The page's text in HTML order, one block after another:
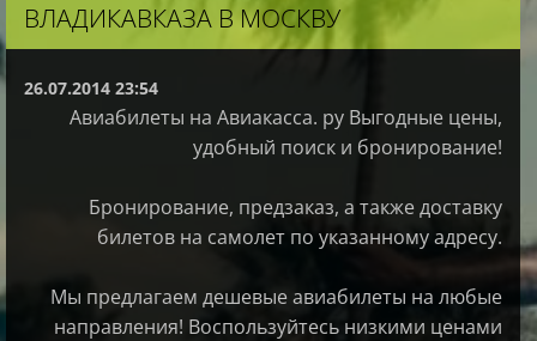
ВЛАДИКАВКАЗА В МОСКВУ
26.07.2014 23:54
Авиабилеты на Авиакасса. ру Выгодные цены,
удобный поиск и бронирование!
Бронирование, предзаказ, а также доставку
билетов на самолет по указанному адресу.
Мы предлагаем дешевые авиабилеты на любые
направления! Воспользуйтесь низкими ценами